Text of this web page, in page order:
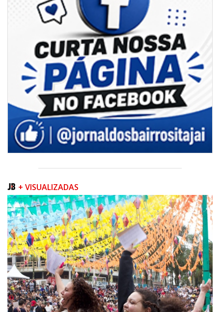
CAMBORIÚ
06/08/2026 | 07:00
Camboriú inicia obra que ampliará conexão entre vias e reforçará
mobilidade urbana
PORTO BELO
+ VISUALIZADAS